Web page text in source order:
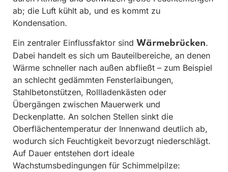
ab; die Luft kühlt ab, und es kommt zu
Kondensation.
Ein zentraler Einflussfaktor sind Wärmebrücken.
Dabei handelt es sich um Bauteilbereiche, an denen
Wärme schneller nach außen abfließt – zum Beispiel
an schlecht gedämmten Fensterlaibungen,
Stahlbetonstützen, Rollladenkästen oder
Übergängen zwischen Mauerwerk und
Deckenplatte. An solchen Stellen sinkt die
Oberflächentemperatur der Innenwand deutlich ab,
wodurch sich Feuchtigkeit bevorzugt niederschlägt.
Auf Dauer entstehen dort ideale
Wachstumsbedingungen für Schimmelpilze: